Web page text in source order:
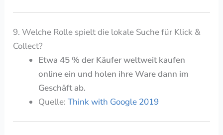
9. Welche Rolle spielt die lokale Suche für Klick &
Collect?
Etwa 45 % der Käufer weltweit kaufen
online ein und holen ihre Ware dann im
Geschäft ab.
Quelle:Think with Google 2019